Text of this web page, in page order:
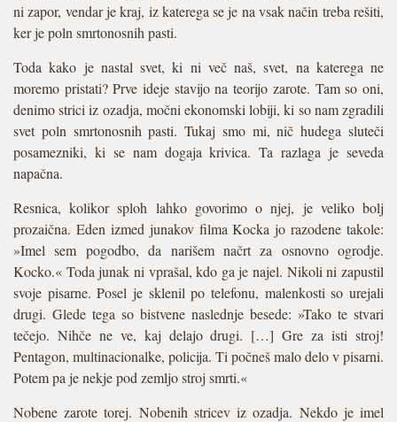
ni zapor, vendar je kraj, iz katerega se je na vsak način treba rešiti,
ker je poln smrtonosnih pasti.
Toda kako je nastal svet, ki ni več naš, svet, na katerega ne
moremo pristati? Prve ideje stavijo na teorijo zarote. Tam so oni,
denimo strici iz ozadja, močni ekonomski lobiji, ki so nam zgradili
svet poln smrtonosnih pasti. Tukaj smo mi, nič hudega sluteči
posamezniki, ki se nam dogaja krivica. Ta razlaga je seveda
napačna.
Resnica, kolikor sploh lahko govorimo o njej, je veliko bolj
prozaična. Eden izmed junakov filma Kocka jo razodene takole:
»Imel sem pogodbo, da narišem načrt za osnovno ogrodje.
Kocko.« Toda junak ni vprašal, kdo ga je najel. Nikoli ni zapustil
svoje pisarne. Posel je sklenil po telefonu, malenkosti so urejali
drugi. Glede tega so bistvene naslednje besede: »Tako te stvari
tečejo. Nihče ne ve, kaj delajo drugi. […] Gre za isti stroj!
Pentagon, multinacionalke, policija. Ti počneš malo delo v pisarni.
Potem pa je nekje pod zemljo stroj smrti.«
Nobene zarote torej. Nobenih stricev iz ozadja. Nekdo je imel